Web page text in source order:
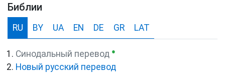
Библии
RU BY UA EN DE GR LAT
Синодальный перевод ●
Новый русский перевод